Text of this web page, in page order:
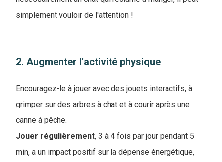
simplement vouloir de l'attention !
2. Augmenter l'activité physique
Encouragez-le à jouer avec des jouets interactifs, à
grimper sur des arbres à chat et à courir après une
canne à pêche.
Jouer régulièrement, 3 à 4 fois par jour pendant 5
min, a un impact positif sur la dépense énergétique,